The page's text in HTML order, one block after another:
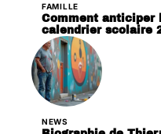
FAMILLE
Comment anticiper
calendrier scolaire
NEWS